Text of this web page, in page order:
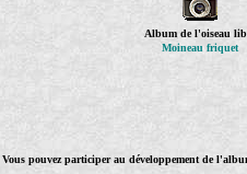
Album de l'oiseau
Moineau friquet
Vous pouvez participer au développement de